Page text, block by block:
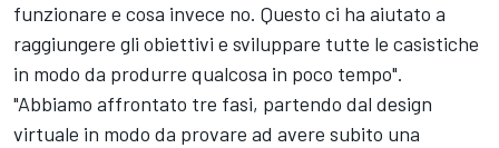
funzionare e cosa invece no. Questo ci ha aiutato a
raggiungere gli obiettivi e sviluppare tutte le casistiche
in modo da produrre qualcosa in poco tempo".
"Abbiamo affrontato tre fasi, partendo dal design
virtuale in modo da provare ad avere subito una